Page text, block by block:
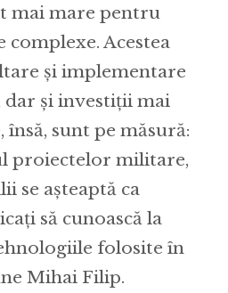
mai mare pentru
complexe. Acestea
și implementare
și investiții mai
sunt pe măsură:
proiectelor militare,
se așteaptă ca
să cunoască la
folosite în
Mihai Filip.